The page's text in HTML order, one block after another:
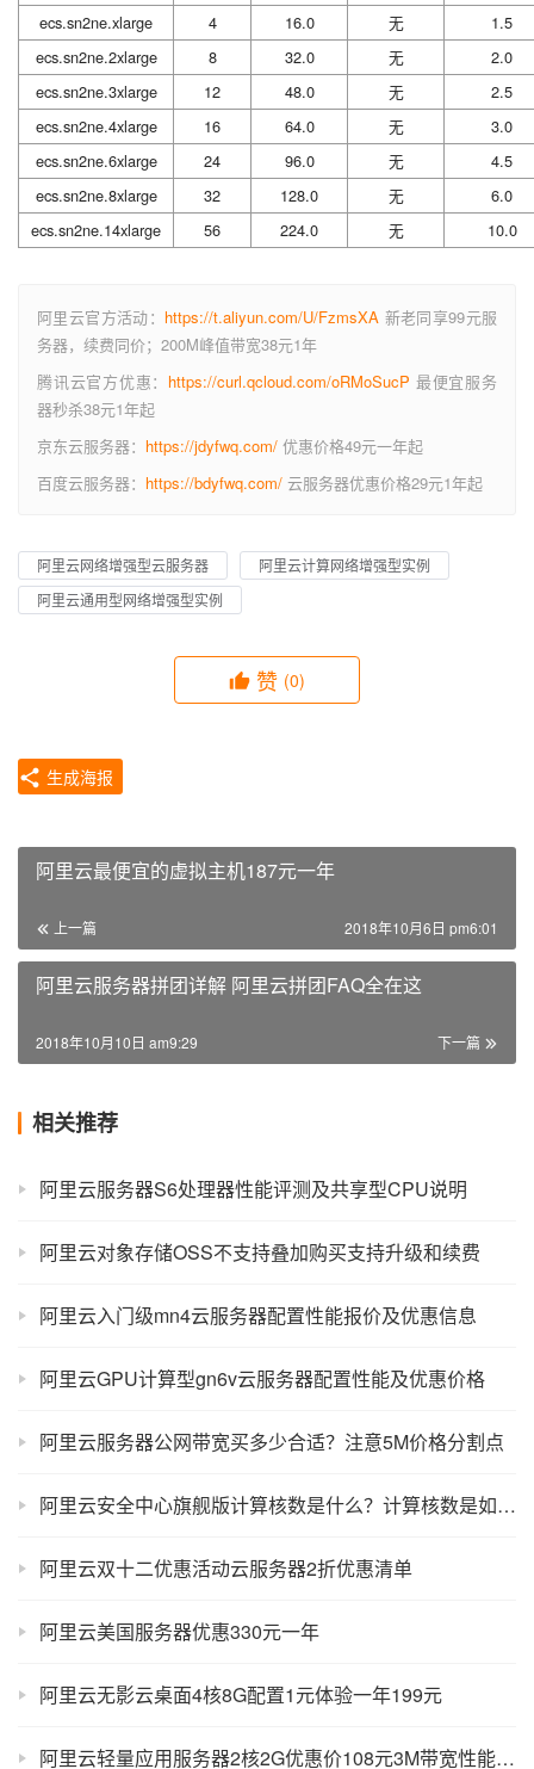
ecs.sn2ne.xlarge
4 16.0 无
1.5
ecs.sn2ne.2xlarge
8 32.0 无
2.0
ecs.sn2ne.3xlarge
12 48.0 无
2.5
ecs.sn2ne.4xlarge
16 64.0 无
3.0
ecs.sn2ne.6xlarge
24 96.0 无
4.5
ecs.sn2ne.8xlarge
32 128.0 无
6.0
ecs.sn2ne.14xlarge
56 224.0 无 10.0
阿里云官方活动： https://t.aliyun.com/U/FzmsXA 新老同享99元服
务器，续费同价；200M峰值带宽38元1年
腾讯云官方优惠： https://curl.qcloud.com/oRMoSucP 最便宜服务
器秒杀38元1年起
京东云服务器： https://jdyfwq.com/ 优惠价格49元一年起
百度云服务器： https://bdyfwq.com/ 云服务器优惠价格29元1年起
阿里云网络增强型云服务器
阿里云计算网络增强型实例
阿里云通用型网络增强型实例
赞 (0)
生成海报
阿里云最便宜的虚拟主机187元一年
上一篇 2018年10月6日 pm6:01
阿里云服务器拼团详解 阿里云拼团FAQ全在这
下一篇
2018年10月10日 am9:29
相关推荐
阿里云服务器S6处理器性能评测及共享型CPU说明
阿里云对象存储OSS不支持叠加购买支持升级和续费
阿里云入门级mn4云服务器配置性能报价及优惠信息
阿里云GPU计算型gn6v云服务器配置性能及优惠价格
阿里云服务器公网带宽买多少合适？注意5M价格分割点
阿里云安全中心旗舰版计算核数是什么？计算核数是如何计算的？
阿里云双十二优惠活动云服务器2折优惠清单
阿里云美国服务器优惠330元一年
阿里云无影云桌面4核8G配置1元体验一年199元
阿里云轻量应用服务器2核2G优惠价108元3M带宽性能测评